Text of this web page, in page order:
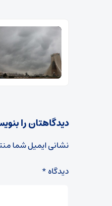
دیدگاهتان را
نشانی ایمیل شما
دیدگاه*